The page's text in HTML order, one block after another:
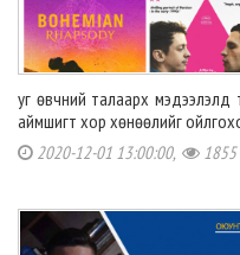
уг өвчний талаарх
аймшигт хор хөнөөлийг
2020-12-01 13:00:00, 1855